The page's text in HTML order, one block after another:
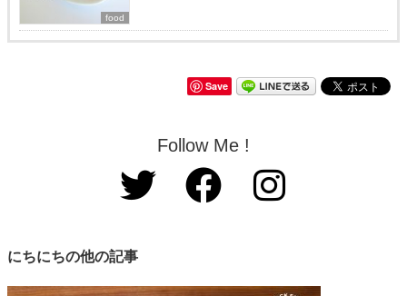
food
Save
Follow Me !
にちにちの他の記事